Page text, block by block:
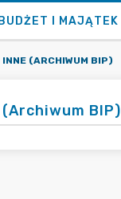
BUDŻET I MAJĄTEK
(ARCHIWUM BIP)
BIP)